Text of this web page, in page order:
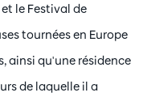
le Festival de
tournées en Europe
ainsi qu'une résidence
de laquelle il a